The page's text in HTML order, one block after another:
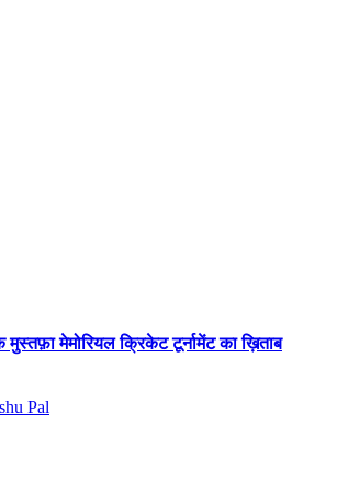
मुस्तफ़ा मेमोरियल क्रिकेट टूर्नामेंट का ख़िताब
Pal